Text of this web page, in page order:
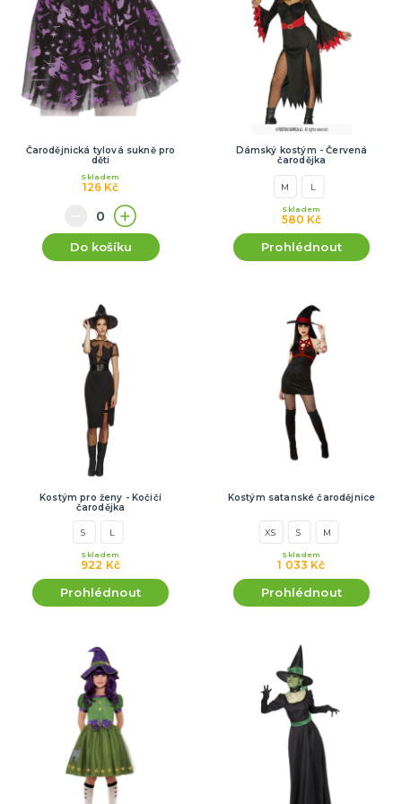
Čarodějnická tylová sukně pro
děti
126 Kč
Skladem
Do košíku
Dámský kostým - Červená
čarodějka
M L
580 Kč
Skladem
Prohlédnout
Kostým pro ženy - Kočičí
čarodějka
S L
922 Kč
Skladem
Prohlédnout
Kostým satanské čarodějnice
XS S M
1 033 Kč
Skladem
Prohlédnout